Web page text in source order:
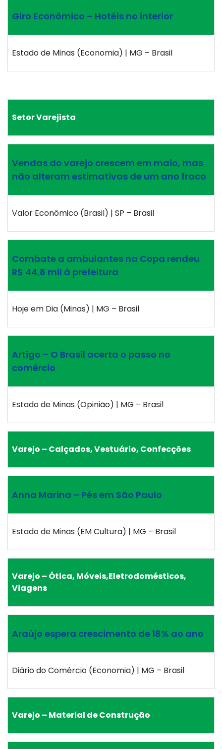
Giro Econômico – Hotéis no interior
Estado de Minas (Economia) | MG – Brasil
Setor Varejista
Vendas do varejo crescem em maio, mas
não alteram estimativas de um ano fraco
Valor Econômico (Brasil) | SP – Brasil
Combate a ambulantes na Copa rendeu
R$ 44,8 mil à prefeitura
Hoje em Dia (Minas) | MG – Brasil
Artigo – O Brasil acerta o passo no
comércio
Estado de Minas (Opinião) | MG – Brasil
Varejo – Calçados, Vestuário, Confecções
Anna Marina – Pés em São Paulo
Estado de Minas (EM Cultura) | MG – Brasil
Varejo – Ótica, Móveis,Eletrodomésticos,
Viagens
Araújo espera crescimento de 18% ao ano
Diário do Comércio (Economia) | MG – Brasil
Varejo – Material de Construção